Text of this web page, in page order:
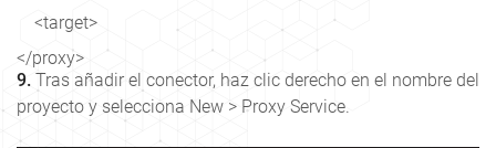
    <target>
9. Tras añadir el conector, haz clic derecho en el nombre del
proyecto y selecciona New > Proxy Service.